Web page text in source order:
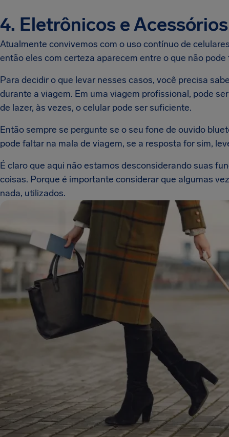
4. Eletrônicos e Acessórios
Atualmente convivemos com o uso contínuo de
então eles com certeza aparecem entre o que não
Para decidir o que levar nesses casos, você precisa
durante a viagem. Em uma viagem profissional, pode
de lazer, às vezes, o celular pode ser suficiente.
Então sempre se pergunte se o seu fone de ouvido
pode faltar na mala de viagem, se a resposta for sim,
É claro que aqui não estamos desconsiderando suas
coisas. Porque é importante considerar que algumas
nada, utilizados.